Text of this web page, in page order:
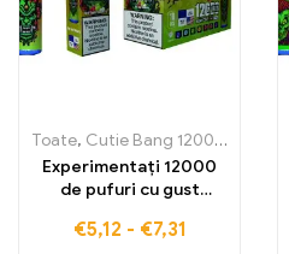
Toate, Cutie Bang 12000 Pufuri
Experimentați 12000
de pufuri cu gust
cu zmeură, cu țigara
€5,12 - €7,31